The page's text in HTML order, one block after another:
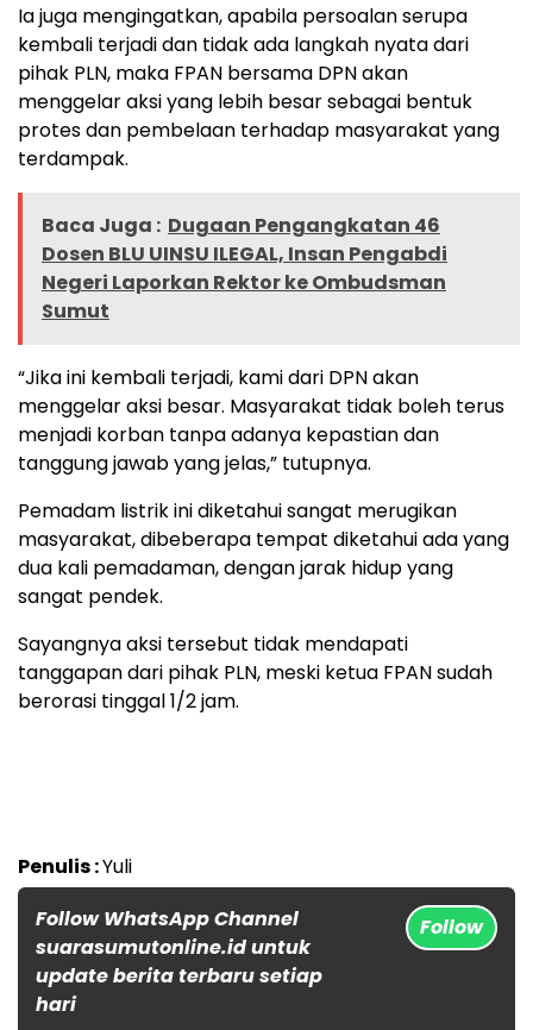
Ia juga mengingatkan, apabila persoalan serupa
kembali terjadi dan tidak ada langkah nyata dari
pihak PLN, maka FPAN bersama DPN akan
menggelar aksi yang lebih besar sebagai bentuk
protes dan pembelaan terhadap masyarakat yang
terdampak.
Baca Juga : Dugaan Pengangkatan 46
Dosen BLU UINSU ILEGAL, Insan Pengabdi
Negeri Laporkan Rektor ke Ombudsman
Sumut
“Jika ini kembali terjadi, kami dari DPN akan
menggelar aksi besar. Masyarakat tidak boleh terus
menjadi korban tanpa adanya kepastian dan
tanggung jawab yang jelas,” tutupnya.
Pemadam listrik ini diketahui sangat merugikan
masyarakat, dibeberapa tempat diketahui ada yang
dua kali pemadaman, dengan jarak hidup yang
sangat pendek.
Sayangnya aksi tersebut tidak mendapati
tanggapan dari pihak PLN, meski ketua FPAN sudah
berorasi tinggal 1/2 jam.
Penulis :Yuli
Follow WhatsApp Channel
suarasumutonline.id untuk
update berita terbaru setiap
hari
Follow